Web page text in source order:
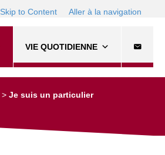
Skip to Content Aller à la navigation
VIE QUOTIDIENNE
> Je suis un particulier